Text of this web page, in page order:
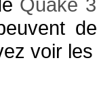
voir